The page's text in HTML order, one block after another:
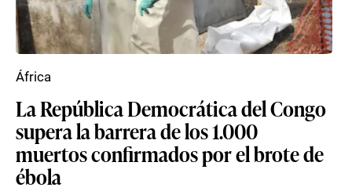
La República Democrática del Congo
supera la barrera de los 1.000
muertos confirmados por el brote de
ébola
África